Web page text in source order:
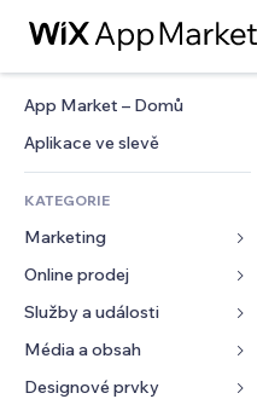
App Market – Domů
Aplikace ve slevě
KATEGORIE
Marketing
Reklamy
Mobilní zařízení
Analytika
Online prodej
Aplikace pro obchody
Doprava a doručení
Tlačítka pro prodej
Služby a události
Ubytování
Události
Média a obsah
Galerie
Designové prvky